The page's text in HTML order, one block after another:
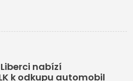
nabízí
k odkupu automobil